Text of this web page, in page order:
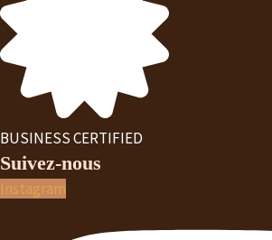
BUSINESS CERTIFIED
Suivez-nous
Instagram